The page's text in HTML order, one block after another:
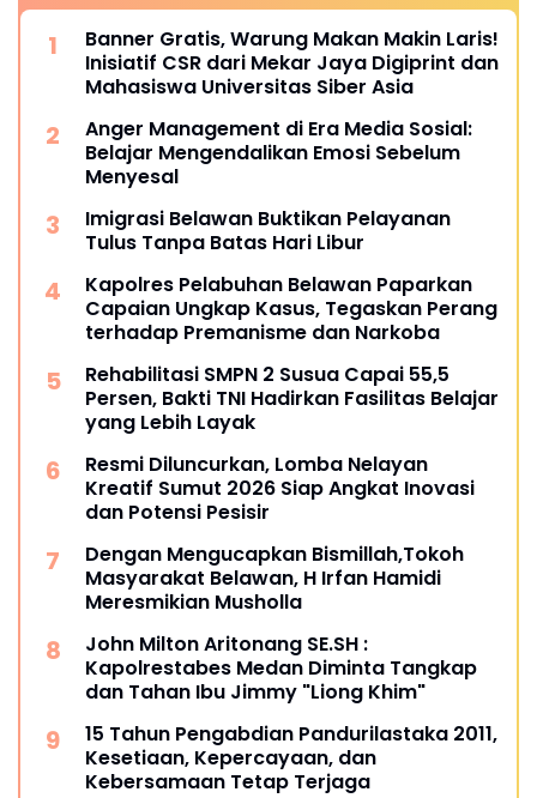
Banner Gratis, Warung Makan Makin Laris!
Inisiatif CSR dari Mekar Jaya Digiprint dan
Mahasiswa Universitas Siber Asia
Anger Management di Era Media Sosial:
Belajar Mengendalikan Emosi Sebelum
Menyesal
Imigrasi Belawan Buktikan Pelayanan
Tulus Tanpa Batas Hari Libur
Kapolres Pelabuhan Belawan Paparkan
Capaian Ungkap Kasus, Tegaskan Perang
terhadap Premanisme dan Narkoba
Rehabilitasi SMPN 2 Susua Capai 55,5
Persen, Bakti TNI Hadirkan Fasilitas Belajar
yang Lebih Layak
Resmi Diluncurkan, Lomba Nelayan
Kreatif Sumut 2026 Siap Angkat Inovasi
dan Potensi Pesisir
Dengan Mengucapkan Bismillah,Tokoh
Masyarakat Belawan, H Irfan Hamidi
Meresmikian Musholla
John Milton Aritonang SE.SH :
Kapolrestabes Medan Diminta Tangkap
dan Tahan Ibu Jimmy "Liong Khim"
15 Tahun Pengabdian Pandurilastaka 2011,
Kesetiaan, Kepercayaan, dan
Kebersamaan Tetap Terjaga